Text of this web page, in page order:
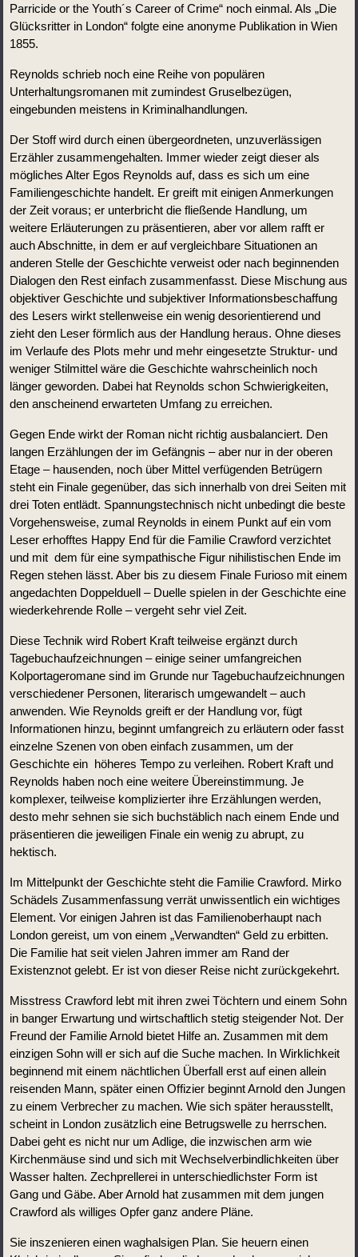
Parricide or the Youth´s Career of Crime“ noch einmal. Als „Die
Glücksritter in London“ folgte eine anonyme Publikation in Wien
1855.
Reynolds schrieb noch eine Reihe von populären
Unterhaltungsromanen mit zumindest Gruselbezügen,
eingebunden meistens in Kriminalhandlungen.
Der Stoff wird durch einen übergeordneten, unzuverlässigen
Erzähler zusammengehalten. Immer wieder zeigt dieser als
mögliches Alter Egos Reynolds auf, dass es sich um eine
Familiengeschichte handelt. Er greift mit einigen Anmerkungen
der Zeit voraus; er unterbricht die fließende Handlung, um
weitere Erläuterungen zu präsentieren, aber vor allem rafft er
auch Abschnitte, in dem er auf vergleichbare Situationen an
anderen Stelle der Geschichte verweist oder nach beginnenden
Dialogen den Rest einfach zusammenfasst. Diese Mischung aus
objektiver Geschichte und subjektiver Informationsbeschaffung
des Lesers wirkt stellenweise ein wenig desorientierend und
zieht den Leser förmlich aus der Handlung heraus. Ohne dieses
im Verlaufe des Plots mehr und mehr eingesetzte Struktur- und
weniger Stilmittel wäre die Geschichte wahrscheinlich noch
länger geworden. Dabei hat Reynolds schon Schwierigkeiten,
den anscheinend erwarteten Umfang zu erreichen.
Gegen Ende wirkt der Roman nicht richtig ausbalanciert. Den
langen Erzählungen der im Gefängnis – aber nur in der oberen
Etage – hausenden, noch über Mittel verfügenden Betrügern
steht ein Finale gegenüber, das sich innerhalb von drei Seiten mit
drei Toten entlädt. Spannungstechnisch nicht unbedingt die beste
Vorgehensweise, zumal Reynolds in einem Punkt auf ein vom
Leser erhofftes Happy End für die Familie Crawford verzichtet
und mit  dem für eine sympathische Figur nihilistischen Ende im
Regen stehen lässt. Aber bis zu diesem Finale Furioso mit einem
angedachten Doppelduell – Duelle spielen in der Geschichte eine
wiederkehrende Rolle – vergeht sehr viel Zeit.
Diese Technik wird Robert Kraft teilweise ergänzt durch
Tagebuchaufzeichnungen – einige seiner umfangreichen
Kolportageromane sind im Grunde nur Tagebuchaufzeichnungen
verschiedener Personen, literarisch umgewandelt – auch
anwenden. Wie Reynolds greift er der Handlung vor, fügt
Informationen hinzu, beginnt umfangreich zu erläutern oder fasst
einzelne Szenen von oben einfach zusammen, um der
Geschichte ein  höheres Tempo zu verleihen. Robert Kraft und
Reynolds haben noch eine weitere Übereinstimmung. Je
komplexer, teilweise komplizierter ihre Erzählungen werden,
desto mehr sehnen sie sich buchstäblich nach einem Ende und
präsentieren die jeweiligen Finale ein wenig zu abrupt, zu
hektisch.
Im Mittelpunkt der Geschichte steht die Familie Crawford. Mirko
Schädels Zusammenfassung verrät unwissentlich ein wichtiges
Element. Vor einigen Jahren ist das Familienoberhaupt nach
London gereist, um von einem „Verwandten“ Geld zu erbitten.
Die Familie hat seit vielen Jahren immer am Rand der
Existenznot gelebt. Er ist von dieser Reise nicht zurückgekehrt.
Misstress Crawford lebt mit ihren zwei Töchtern und einem Sohn
in banger Erwartung und wirtschaftlich stetig steigender Not. Der
Freund der Familie Arnold bietet Hilfe an. Zusammen mit dem
einzigen Sohn will er sich auf die Suche machen. In Wirklichkeit
beginnend mit einem nächtlichen Überfall erst auf einen allein
reisenden Mann, später einen Offizier beginnt Arnold den Jungen
zu einem Verbrecher zu machen. Wie sich später herausstellt,
scheint in London zusätzlich eine Betrugswelle zu herrschen.
Dabei geht es nicht nur um Adlige, die inzwischen arm wie
Kirchenmäuse sind und sich mit Wechselverbindlichkeiten über
Wasser halten. Zechprellerei in unterschiedlichster Form ist
Gang und Gäbe. Aber Arnold hat zusammen mit dem jungen
Crawford als williges Opfer ganz andere Pläne.
Sie inszenieren einen waghalsigen Plan. Sie heuern einen